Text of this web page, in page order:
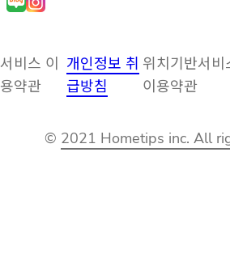
서비스 이
용약관
개인정보 취
급방침
위치기반서비
이용약관
© 2021 Hometips inc. All